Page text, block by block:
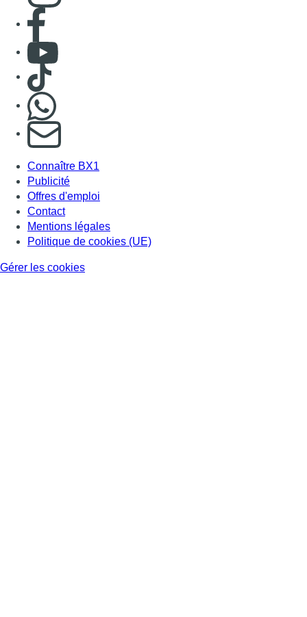
Offres d'emploi
Contact
Mentions légales
Politique de cookies (UE)
Gérer les cookies